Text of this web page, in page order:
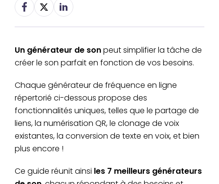
Un générateur de sonpeut simplifier la tâche de
créer le son parfait en fonction de vos besoins.
Chaque générateur de fréquence en ligne
répertorié ci-dessous propose des
fonctionnalités uniques, telles que le partage de
liens, la numérisation QR, le clonage de voix
existantes, la conversion de texte en voix, et bien
plus encore !
Ce guide réunit ainsi les 7 meilleurs générateurs